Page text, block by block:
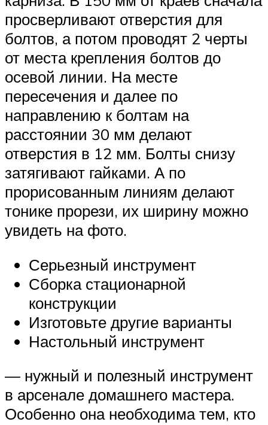
просверливают отверстия для
болтов, а потом проводят 2 черты
от места крепления болтов до
осевой линии. На месте
пересечения и далее по
направлению к болтам на
расстоянии 30 мм делают
отверстия в 12 мм. Болты снизу
затягивают гайками. А по
прорисованным линиям делают
тонике прорези, их ширину можно
увидеть на фото.
Серьезный инструмент
Сборка стационарной
конструкции
Изготовьте другие варианты
Настольный инструмент
— нужный и полезный инструмент
в арсенале домашнего мастера.
Особенно она необходима тем, кто